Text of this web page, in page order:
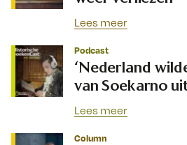
Lees meer
Podcast
‘Nederland
van Soekarno
Lees meer
Column